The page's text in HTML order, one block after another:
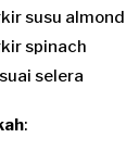
susu almond
spinach
selera
: